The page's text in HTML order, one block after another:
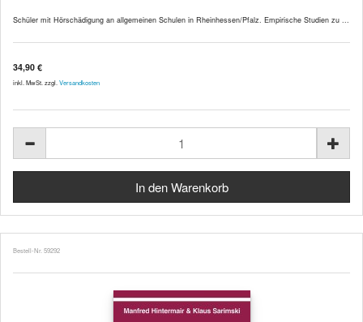
Schüler mit Hörschädigung an allgemeinen Schulen in Rheinhessen/Pfalz. Empirische Studien zu ...
34,90 €
inkl. MwSt. zzgl. Versandkosten
Bestell-Nr. 59292